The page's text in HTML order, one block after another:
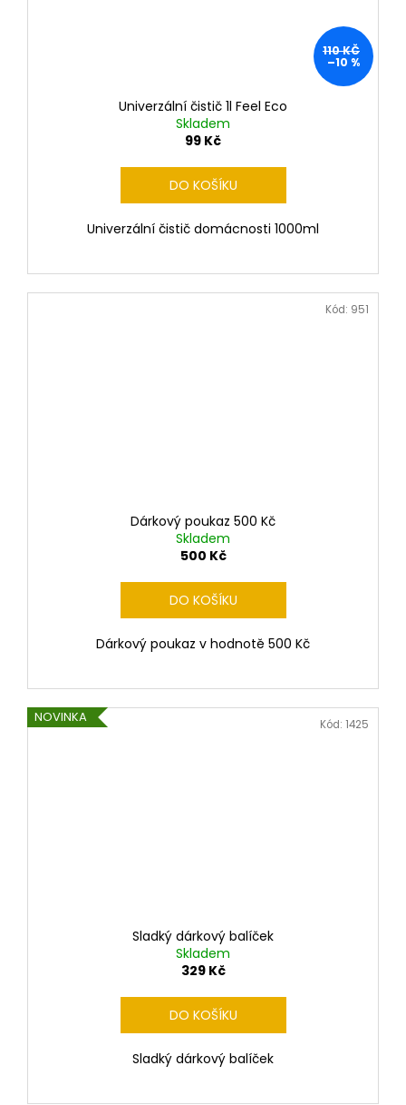
110 KČ
–10 %
Univerzální čistič 1l Feel Eco
Skladem
99 Kč
DO KOŠÍKU
Univerzální čistič domácnosti 1000ml
Dárkový poukaz 500 Kč
Skladem
500 Kč
DO KOŠÍKU
Dárkový poukaz v hodnotě 500 Kč
Kód: 951
NOVINKA
Sladký dárkový balíček
Skladem
329 Kč
DO KOŠÍKU
Sladký dárkový balíček
Kód: 1425